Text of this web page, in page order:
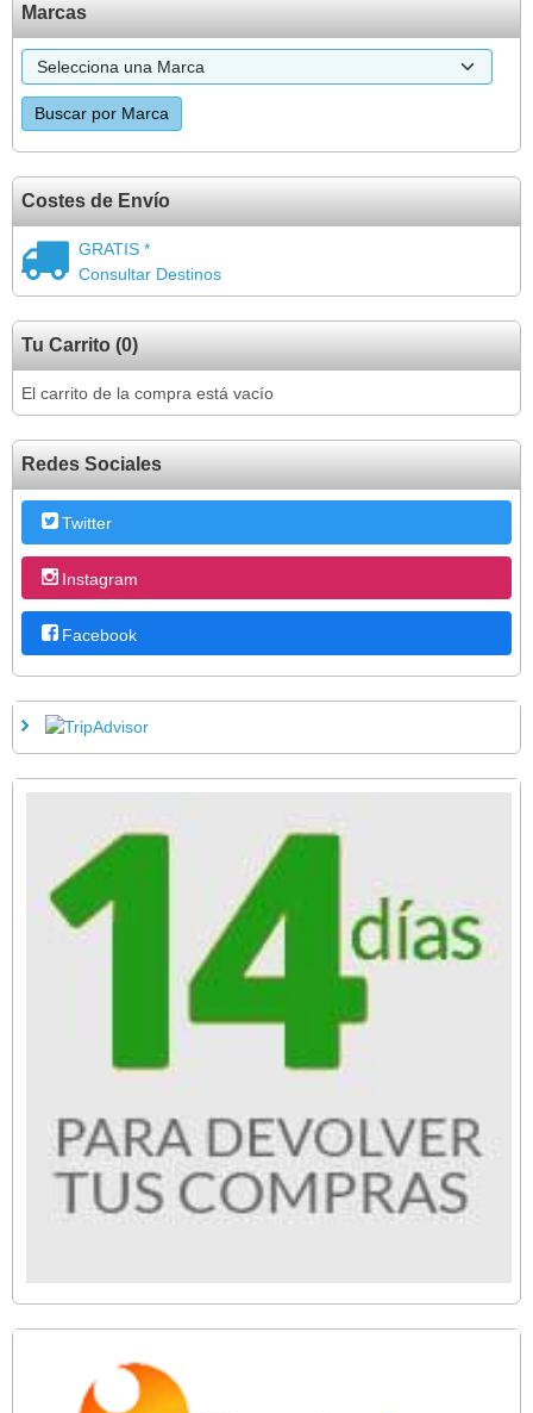
Marcas
Costes de Envío
GRATIS *
Consultar Destinos
Tu Carrito (0)
El carrito de la compra está vacío
Redes Sociales
Twitter
Instagram
Facebook